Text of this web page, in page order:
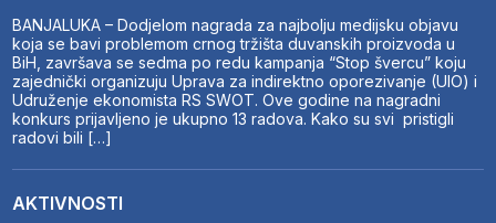
BANJALUKA – Dodjelom nagrada za najbolju medijsku objavu
koja se bavi problemom crnog tržišta duvanskih proizvoda u
BiH, završava se sedma po redu kampanja “Stop švercu” koju
zajednički organizuju Uprava za indirektno oporezivanje (UIO) i
Udruženje ekonomista RS SWOT. Ove godine na nagradni
konkurs prijavljeno je ukupno 13 radova. Kako su svi pristigli
radovi bili […]
AKTIVNOSTI